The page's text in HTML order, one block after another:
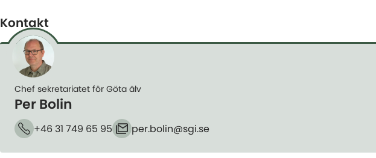
Kontakt
Chef sekretariatet för Göta älv
Per Bolin
Telefon
+46 31 749 65 95
E-post
per.bolin​@sgi.se